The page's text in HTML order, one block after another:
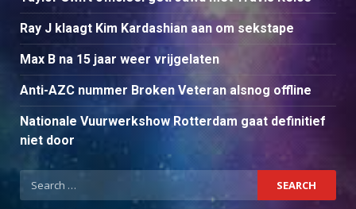
Ray J klaagt Kim Kardashian aan om sekstape
Max B na 15 jaar weer vrijgelaten
Anti-AZC nummer Broken Veteran alsnog offline
Nationale Vuurwerkshow Rotterdam gaat definitief
niet door
Search
for: